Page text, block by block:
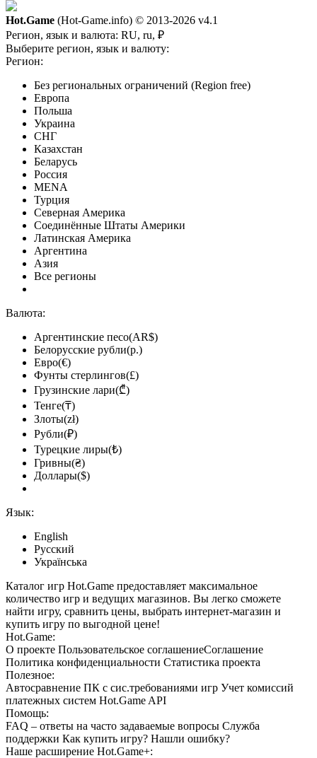
Hot.Game (Hot-Game.info) © 2013-2026 v4.1
Регион, язык и валюта: RU, ru, ₽
Выберите регион, язык и валюту:
Регион:
Без региональных ограничений (Region free)
Европа
Польша
Украина
СНГ
Казахстан
Беларусь
Россия
MENA
Турция
Северная Америка
Соединённые Штаты Америки
Латинская Америка
Аргентина
Азия
Все регионы
Валюта:
Аргентинские песо(AR$)
Белорусские рубли(р.)
Евро(€)
Фунты стерлингов(£)
Грузинские лари(₾)
Тенге(₸)
Злоты(zł)
Рубли(₽)
Турецкие лиры(₺)
Гривны(₴)
Доллары($)
Язык:
English
Русский
Українська
Каталог игр Hot.Game предоставляет максимальное
количество игр и ведущих магазинов. Вы легко сможете
найти игру, сравнить цены, выбрать интернет-магазин и
купить игру по выгодной цене!
Hot.Game:
О проекте Пользовательское соглашениеСоглашение
Политика конфиденциальности Статистика проекта
Полезное:
Автосравнение ПК с сис.требованиями игр Учет комиссий
платежных систем Hot.Game API
Помощь:
FAQ – ответы на часто задаваемые вопросы Служба
поддержки Как купить игру? Нашли ошибку?
Наше расширение Hot.Game+: